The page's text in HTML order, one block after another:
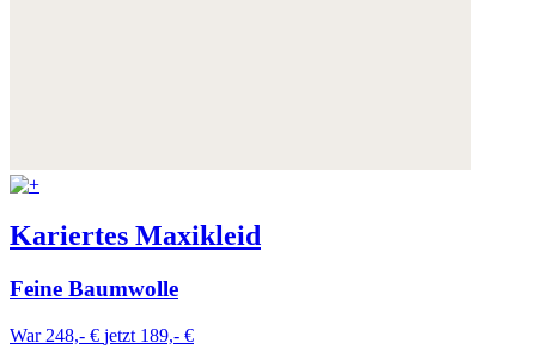
Kariertes Maxikleid
Feine Baumwolle
War 248,- € jetzt 189,- €